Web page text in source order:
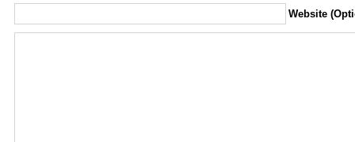
Website